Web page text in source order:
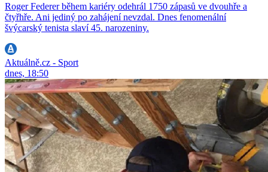
Roger Federer během kariéry odehrál 1750 zápasů ve dvouhře a
čtyřhře. Ani jediný po zahájení nevzdal. Dnes fenomenální
švýcarský tenista slaví 45. narozeniny.
Aktuálně.cz - Sport
dnes, 18:50